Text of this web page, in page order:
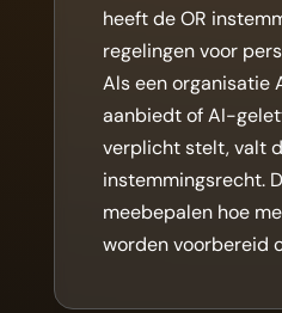
heeft de OR
regelingen voor
Als een organisatie
aanbiedt of AI-
verplicht stelt, valt
instemmingsrecht.
meebepalen hoe
worden voorbereid